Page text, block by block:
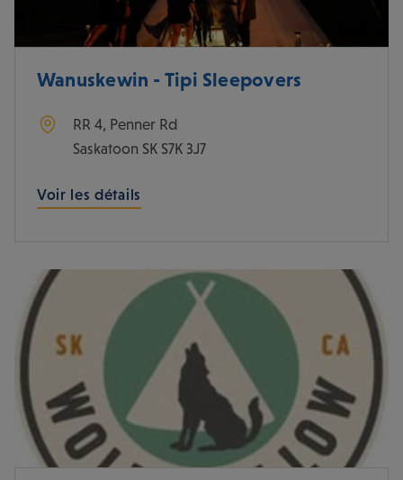
Wanuskewin - Tipi Sleepovers
RR 4, Penner Rd
Saskatoon SK S7K 3J7
Voir les détails